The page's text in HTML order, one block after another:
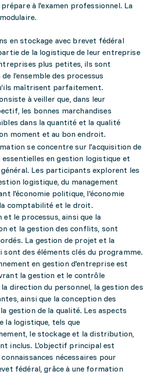
à l'examen professionnel. La
en stockage avec brevet fédéral
de la logistique de leur entreprise
plus petites, ils sont
l’ensemble des processus
maîtrisent parfaitement.
à veiller que, dans leur
les bonnes marchandises
dans la quantité et la qualité
moment et au bon endroit.
se concentre sur l'acquisition de
en gestion logistique et
Les participants explorent les
logistique, du management
l'économie politique, l'économie
comptabilité et le droit.
et le processus, ainsi que la
et la gestion des conflits, sont
La gestion de projet et la
sont des éléments clés du programme.
en gestion d'entreprise est
la gestion et le contrôle
direction du personnel, la gestion des
ainsi que la conception des
gestion de la qualité. Les aspects
la logistique, tels que
le stockage et la distribution,
inclus. L'objectif principal est
nécessaires pour
fédéral, grâce à une formation